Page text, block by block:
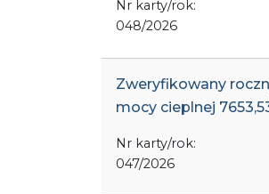
Nr karty/rok:
048/2026
Zweryfikowany
mocy cieplnej
Nr karty/rok:
047/2026